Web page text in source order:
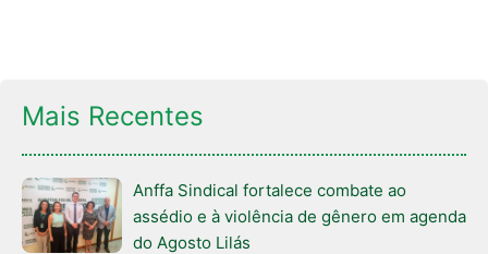
Mais Recentes
Anffa Sindical fortalece combate ao
assédio e à violência de gênero em agenda
do Agosto Lilás